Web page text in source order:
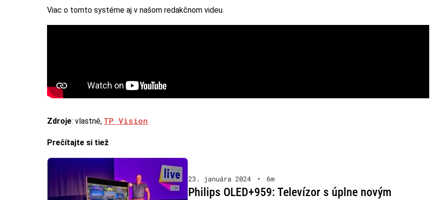
Viac o tomto systéme aj v našom redakčnom videu.
Zdroje: vlastné, TP Vision
Prečítajte si tiež
23. januára 2024 • 6m
Philips OLED+959: Televízor s úplne novým